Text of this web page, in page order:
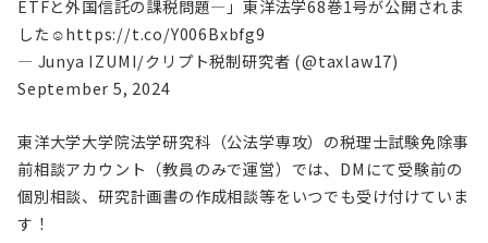
ETFと外国信託の課税問題―」東洋法学68巻1号が公開されま
した☺https://t.co/Y006Bxbfg9
— Junya IZUMI/クリプト税制研究者 (@taxlaw17)
September 5, 2024
東洋大学大学院法学研究科（公法学専攻）の税理士試験免除事
前相談アカウント（教員のみで運営）では、DMにて受験前の
個別相談、研究計画書の作成相談等をいつでも受け付けていま
す！